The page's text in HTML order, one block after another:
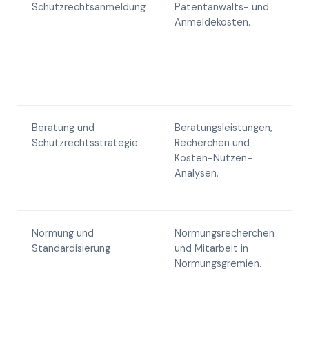
Schutzrechtsanmeldung
Patentanwalts- und
Anmeldekosten.
Beratung und
Schutzrechtsstrategie
Beratungsleistungen,
Recherchen und
Kosten-Nutzen-
Analysen.
Normung und
Standardisierung
Normungsrecherchen
und Mitarbeit in
Normungsgremien.